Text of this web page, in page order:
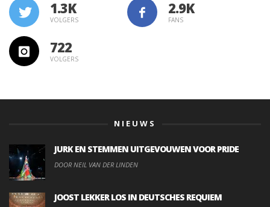
1.3K
VOLGERS FANS
722
VOLGERS
NIEUWS
JURK EN STEMMEN UITGEVOUWEN VOOR PRIDE
DOOR NEIL VAN DER LINDEN
JOOST LEKKER LOS IN DEUTSCHES REQUIEM